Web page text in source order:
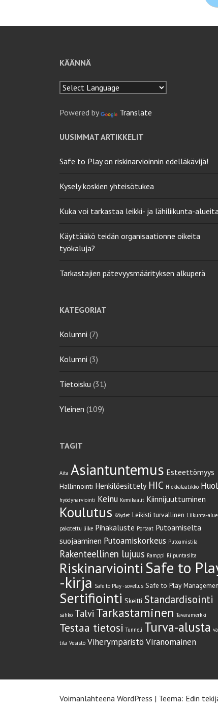
KÄÄNNÄ
Powered by Translate
UUSIMMAT ARTIKKELIT
Safe to Play on riskinarvioinnin edelläkävijä!
Kysely koskien yhteisötukea
Kuka voi tarkastaa leikki- ja lähiliikunta-
Käyttääkö teidän organisaationne oikeita
työkaluja?
Tarkastajien pätevyysmäärityksen alkuperä
KATEGORIAT
Kolumni (7)
Kolumni (3)
Tietoisku (31)
Yleinen (109)
TAGIT
Aita Asiantuntemus Esteettömyys
Hallinnointi Henkilöesittely HIC Hiekkalaatikko
hyödynarviointi Keinu Kemikaalit Kiinnijuuttuminen
Koulutus Köydet Leikisti turvallinen Liikunta-alue
pakotettu liike Pihakaluste Portaat Putoamiselta
suojaaminen Putoamiskorkeus Putoamistila
Rakenteellinen lujuus Ramppi Riipuntasilta
Riskinarviointi Safe to
-kirja Safe to Play -sovellus Safe to Play
Sertifiointi Skeitti Standardisointi
sähkö Talvi Tarkastaminen Tavaramerkki
Testaa tietosi Tunneli Turva-alusta
tila Vesistö Viherympäristö Viranomainen
Voimanlähteenä WordPress | Teema: Edin